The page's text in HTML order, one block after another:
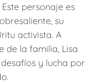
personaje es
su
activista. A
de la familia, Lisa
y lucha por